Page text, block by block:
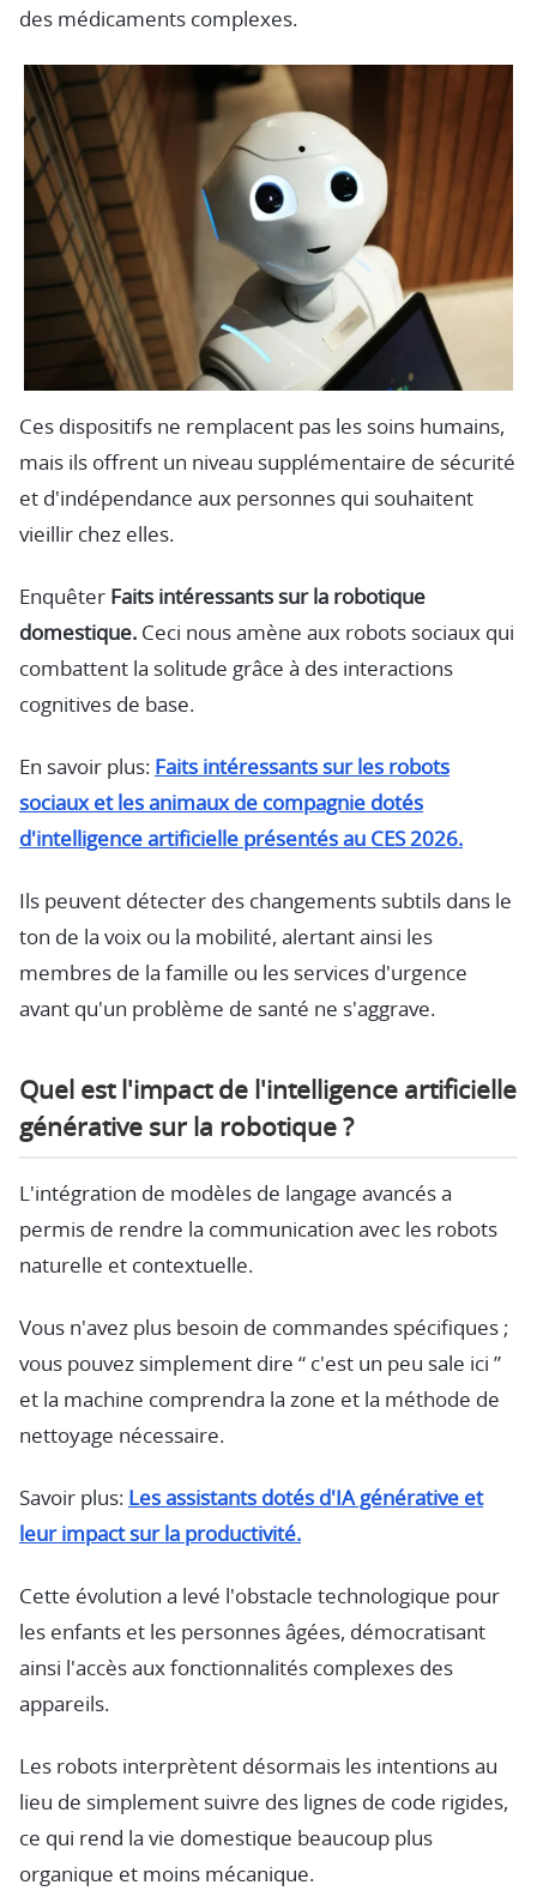
des médicaments complexes.
Ces dispositifs ne remplacent pas les soins humains,
mais ils offrent un niveau supplémentaire de sécurité
et d'indépendance aux personnes qui souhaitent
vieillir chez elles.
Enquêter Faits intéressants sur la robotique
domestique. Ceci nous amène aux robots sociaux qui
combattent la solitude grâce à des interactions
cognitives de base.
En savoir plus: Faits intéressants sur les robots
sociaux et les animaux de compagnie dotés
d'intelligence artificielle présentés au CES 2026.
Ils peuvent détecter des changements subtils dans le
ton de la voix ou la mobilité, alertant ainsi les
membres de la famille ou les services d'urgence
avant qu'un problème de santé ne s'aggrave.
Quel est l'impact de l'intelligence artificielle
générative sur la robotique ?
L'intégration de modèles de langage avancés a
permis de rendre la communication avec les robots
naturelle et contextuelle.
Vous n'avez plus besoin de commandes spécifiques ;
vous pouvez simplement dire “ c'est un peu sale ici ”
et la machine comprendra la zone et la méthode de
nettoyage nécessaire.
Savoir plus: Les assistants dotés d'IA générative et
leur impact sur la productivité.
Cette évolution a levé l'obstacle technologique pour
les enfants et les personnes âgées, démocratisant
ainsi l'accès aux fonctionnalités complexes des
appareils.
Les robots interprètent désormais les intentions au
lieu de simplement suivre des lignes de code rigides,
ce qui rend la vie domestique beaucoup plus
organique et moins mécanique.